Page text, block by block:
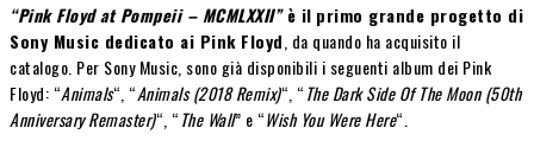
“Pink Floyd at Pompeii – MCMLXXII”è il primo grande progetto di
Sony Music dedicato ai Pink Floyd , da quando ha acquisito il
catalogo. Per Sony Music, sono già disponibili i seguenti album dei Pink
Floyd: “Animals“, “Animals (2018 Remix)“, “The Dark Side Of The Moon (50th
Anniversary Remaster)“, “The Wall” e “Wish You Were Here“.